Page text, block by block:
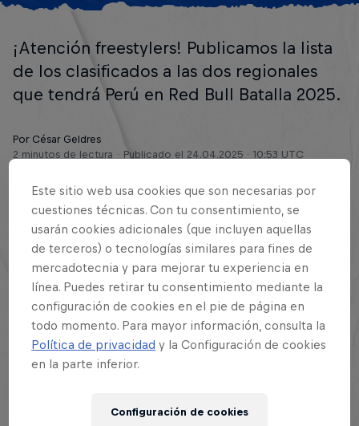
¡Atención freestylers! Publicamos la lista
de los clasificados a las dos regionales
que tendrá Perú en Red Bull Batalla 2025.
Por César Geldres
2 minutos de lectura
Publicado el 24.04.2025 · 10:53 UTC
Esta historia es parte de
Red Bull Batalla
130 Tour Stops
3, 2 ,1 ¡Tiempo! La espera terminó y ya tenemos a los
lista nos muestra gratas sorpresas: como el regreso
Este sitio web usa cookies que son necesarias por
cuestiones técnicas. Con tu consentimiento, se
usarán cookies adicionales (que incluyen aquellas
de terceros) o tecnologías similares para fines de
mercadotecnia y para mejorar tu experiencia en
línea. Puedes retirar tu consentimiento mediante la
configuración de cookies en el pie de página en
todo momento. Para mayor información, consulta la
Política de privacidad y la Configuración de cookies
en la parte inferior.
Configuración de cookies